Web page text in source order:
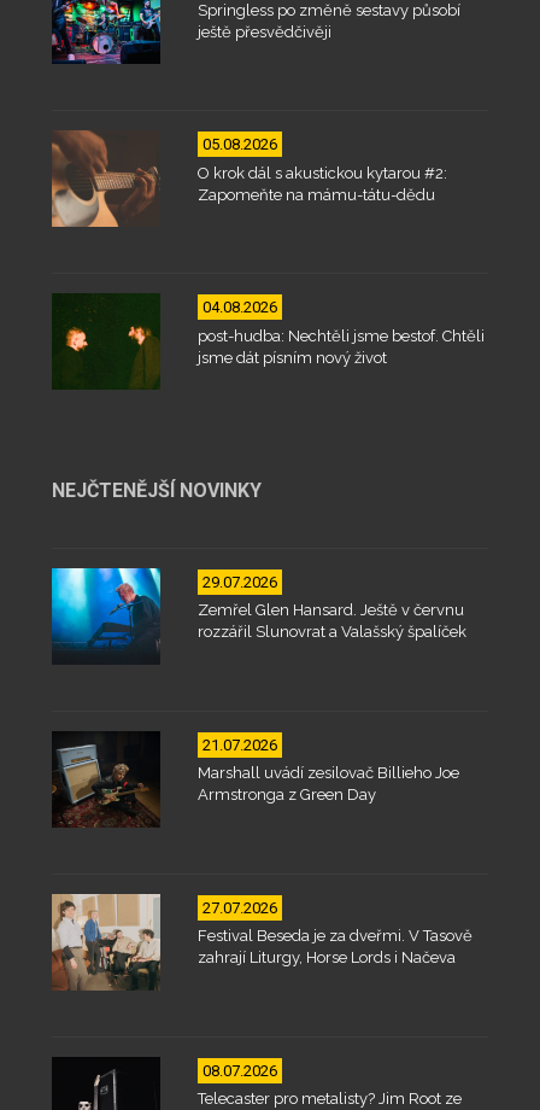
Springless po změně sestavy působí
ještě přesvědčivěji
05.08.2026
O krok dál s akustickou kytarou #2:
Zapomeňte na mámu-tátu-dědu
04.08.2026
post-hudba: Nechtěli jsme bestof. Chtěli
jsme dát písním nový život
NEJČTENĚJŠÍ NOVINKY
29.07.2026
Zemřel Glen Hansard. Ještě v červnu
rozzářil Slunovrat a Valašský špalíček
21.07.2026
Marshall uvádí zesilovač Billieho Joe
Armstronga z Green Day
27.07.2026
Festival Beseda je za dveřmi. V Tasově
zahrají Liturgy, Horse Lords i Načeva
08.07.2026
Telecaster pro metalisty? Jim Root ze